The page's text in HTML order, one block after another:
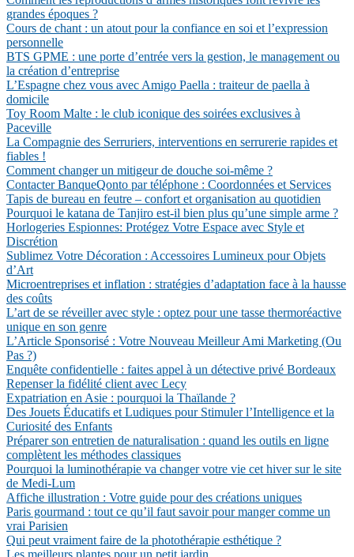
grandes époques ?
Cours de chant : un atout pour la confiance en soi et l’expression
personnelle
BTS GPME : une porte d’entrée vers la gestion, le management ou
la création d’entreprise
L’Espagne chez vous avec Amigo Paella : traiteur de paella à
domicile
Toy Room Malte : le club iconique des soirées exclusives à
Paceville
La Compagnie des Serruriers, interventions en serrurerie rapides et
fiables !
Comment changer un mitigeur de douche soi-même ?
Contacter BanqueQonto par téléphone : Coordonnées et Services
Tapis de bureau en feutre – confort et organisation au quotidien
Pourquoi le katana de Tanjiro est-il bien plus qu’une simple arme ?
Horlogeries Espionnes: Protégez Votre Espace avec Style et
Discrétion
Sublimez Votre Décoration : Accessoires Lumineux pour Objets
d’Art
Microentreprises et inflation : stratégies d’adaptation face à la hausse
des coûts
L’art de se réveiller avec style : optez pour une tasse thermoréactive
unique en son genre
L’Article Sponsorisé : Votre Nouveau Meilleur Ami Marketing (Ou
Pas ?)
Enquête confidentielle : faites appel à un détective privé Bordeaux
Repenser la fidélité client avec Lecy
Expatriation en Asie : pourquoi la Thaïlande ?
Des Jouets Éducatifs et Ludiques pour Stimuler l’Intelligence et la
Curiosité des Enfants
Préparer son entretien de naturalisation : quand les outils en ligne
complètent les méthodes classiques
Pourquoi la luminothérapie va changer votre vie cet hiver sur le site
de Medi-Lum
Affiche illustration : Votre guide pour des créations uniques
Paris gourmand : tout ce qu’il faut savoir pour manger comme un
vrai Parisien
Qui peut vraiment faire de la photothérapie esthétique ?
Les meilleurs plantes pour un petit jardin